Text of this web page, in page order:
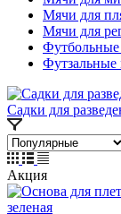
Мячи для
Мячи для
Футзальные
Садки для
Акция